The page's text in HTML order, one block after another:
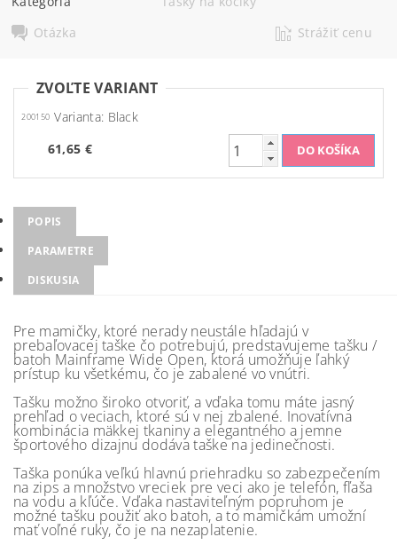
Otázka
Strážiť cenu
ZVOĽTE VARIANT
200150 Varianta: Black
61,65 €
POPIS
PARAMETRE
DISKUSIA
Pre mamičky, ktoré nerady neustále hľadajú v
prebaľovacej taške čo potrebujú, predstavujeme tašku /
batoh Mainframe Wide Open, ktorá umožňuje ľahký
prístup ku všetkému, čo je zabalené vo vnútri.
Tašku možno široko otvoriť, a vďaka tomu máte jasný
prehľad o veciach, ktoré sú v nej zbalené. Inovatívna
kombinácia mäkkej tkaniny a elegantného a jemne
športového dizajnu dodáva taške na jedinečnosti.
Taška ponúka veľkú hlavnú priehradku so zabezpečením
na zips a množstvo vreciek pre veci ako je telefón, fľaša
na vodu a kľúče. Vďaka nastaviteľným popruhom je
možné tašku použiť ako batoh, a to mamičkám umožní
mať voľné ruky, čo je na nezaplatenie.